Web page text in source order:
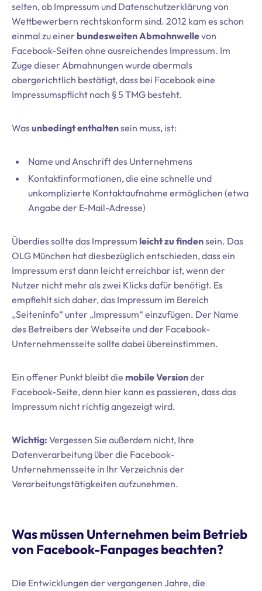
selten, ob Impressum und Datenschutzerklärung von
Wettbewerbern rechtskonform sind. 2012 kam es schon
einmal zu einerbundesweiten Abmahnwellevon
Facebook-Seiten ohne ausreichendes Impressum. Im
Zuge dieser Abmahnungen wurde abermals
obergerichtlich bestätigt, dass bei Facebook eine
Impressumspflicht nach § 5 TMG besteht.
Wasunbedingt enthaltensein muss, ist:
Name und Anschrift des Unternehmens
Kontaktinformationen, die eine schnelle und
unkomplizierte Kontaktaufnahme ermöglichen (etwa
Angabe der E-Mail-Adresse)
Überdies sollte das Impressum leicht zu findensein. Das
OLG München hat diesbezüglich entschieden, dass ein
Impressum erst dann leicht erreichbar ist, wenn der
Nutzer nicht mehr als zwei Klicks dafür benötigt. Es
empfiehlt sich daher, das Impressum im Bereich
„Seiteninfo“ unter „Impressum“ einzufügen. Der Name
des Betreibers der Webseite und der Facebook-
Unternehmensseite sollte dabei übereinstimmen.
Ein offener Punkt bleibt die mobile Versionder
Facebook-Seite, denn hier kann es passieren, dass das
Impressum nicht richtig angezeigt wird.
Wichtig: Vergessen Sie außerdem nicht, Ihre
Datenverarbeitung über die Facebook-
Unternehmensseite in Ihr Verzeichnis der
Verarbeitungstätigkeiten aufzunehmen.
Was müssen Unternehmen beim Betrieb
von Facebook-Fanpages beachten?
Die Entwicklungen der vergangenen Jahre, die